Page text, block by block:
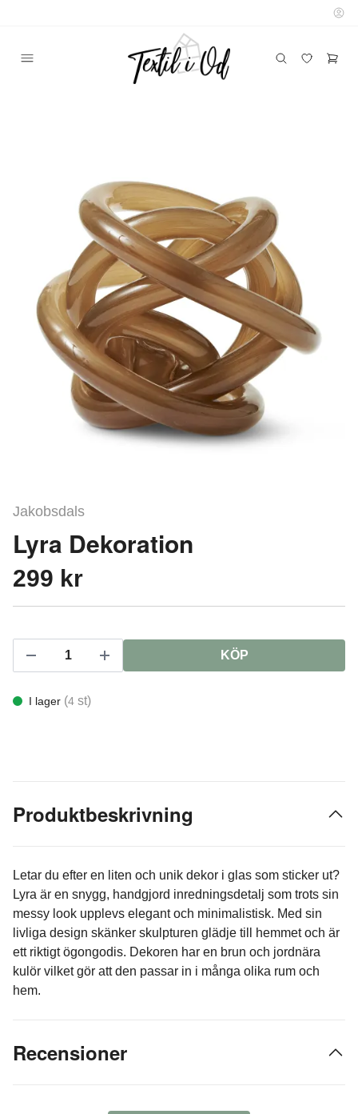
Jakobsdals
Lyra Dekoration
299 kr
KÖP
I lager (4 st)
Produktbeskrivning
Letar du efter en liten och unik dekor i glas som sticker ut?
Lyra är en snygg, handgjord inredningsdetalj som trots sin
messy look upplevs elegant och minimalistisk. Med sin
livliga design skänker skulpturen glädje till hemmet och är
ett riktigt ögongodis. Dekoren har en brun och jordnära
kulör vilket gör att den passar in i många olika rum och
hem.
Recensioner